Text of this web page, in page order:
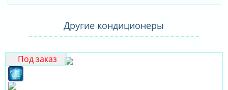
Другие кондиционеры
Под заказ